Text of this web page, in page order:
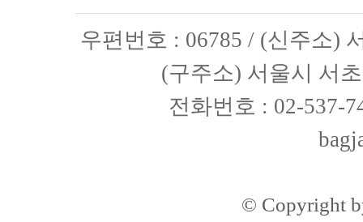
우편번호 : 06785 / (신주소)
(구주소) 서울시 서
전화번호 : 02-537-
© Copyright